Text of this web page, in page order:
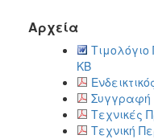
Αρχεία
KB
Συγγραφή
Τεχνικές
Τεχνική